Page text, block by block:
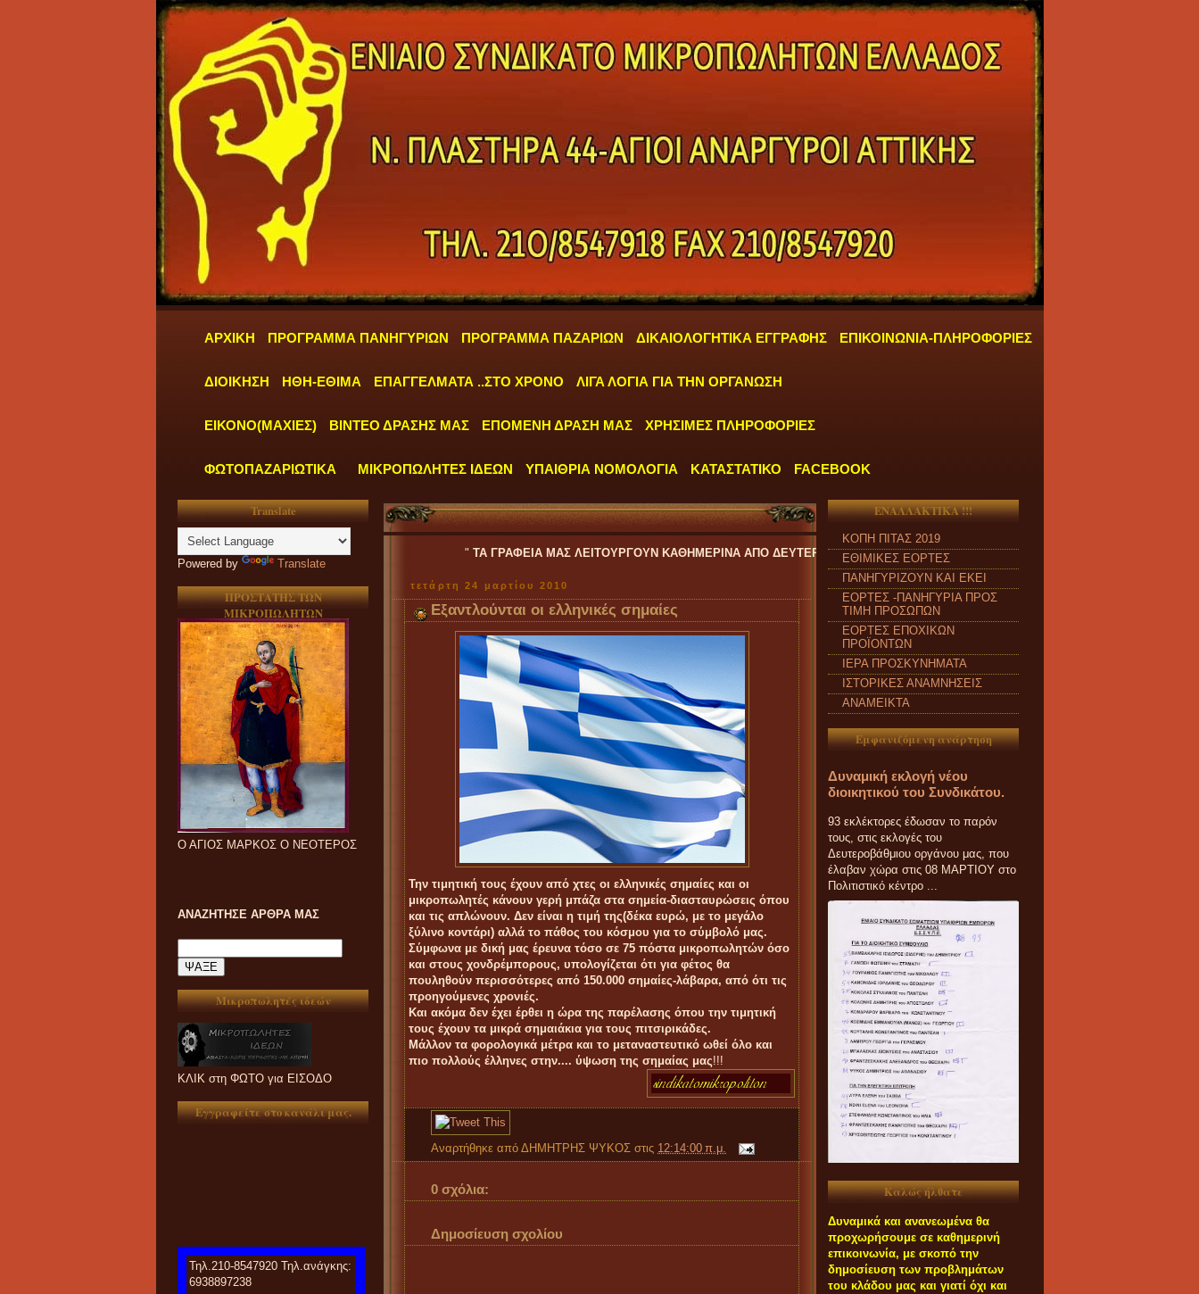
ΑΡΧΙΚΗ ΠΡΟΓΡΑΜΜΑ ΠΑΝΗΓΥΡΙΩΝ ΠΡΟΓΡΑΜΜΑ ΠΑΖΑΡΙΩΝ ΔΙΚΑΙΟΛΟΓΗΤΙΚΑ ΕΓΓΡΑΦΗΣ ΕΠΙΚΟΙΝΩΝΙΑ-ΠΛΗΡΟΦΟΡΙΕΣ
ΔΙΟΙΚΗΣΗ ΗΘΗ-ΕΘΙΜΑ ΕΠΑΓΓΕΛΜΑΤΑ ..ΣΤΟ ΧΡΟΝΟ ΛΙΓΑ ΛΟΓΙΑ ΓΙΑ ΤΗΝ ΟΡΓΑΝΩΣΗ
ΕΙΚΟΝΟ(ΜΑΧΙΕΣ) ΒΙΝΤΕΟ ΔΡΑΣΗΣ ΜΑΣ ΕΠΟΜΕΝΗ ΔΡΑΣΗ ΜΑΣ ΧΡΗΣΙΜΕΣ ΠΛΗΡΟΦΟΡΙΕΣ
ΦΩΤΟΠΑΖΑΡΙΩΤΙΚΑ ΜΙΚΡΟΠΩΛΗΤΕΣ ΙΔΕΩΝ ΥΠΑΙΘΡΙΑ ΝΟΜΟΛΟΓΙΑ ΚΑΤΑΣΤΑΤΙΚΟ FACEBOOK
Translate
Powered by Translate
ΠΡΟΣΤΑΤΗΣ ΤΩΝ
ΜΙΚΡΟΠΩΛΗΤΩΝ
Ο ΑΓΙΟΣ ΜΑΡΚΟΣ Ο ΝΕΟΤΕΡΟΣ
ΑΝΑΖΗΤΗΣΕ ΑΡΘΡΑ ΜΑΣ
Μικροπωλητές ιδεών
ΚΛΙΚ στη ΦΩΤΟ για ΕΙΣΟΔΟ
Εγγραφείτε στο κανάλι μας.
Τηλ.210-8547920 Τηλ.ανάγκης:
6938897238
ΤΑ ΓΡΑΦΕΙΑ ΜΑΣ ΛΕΙΤΟΥΡΓΟΥΝ ΚΑΘΗΜΕΡΙΝΑ ΑΠΟ ΔΕΥΤΕΡΑ έως ΠΑΡΑΣΚΕΥΗ και από ώρα 09:00 π.μ. έως 04:00 μ.μ.
τετάρτη 24 μαρτίου 2010
Εξαντλούνται οι ελληνικές σημαίες
Την τιμητική τους έχουν από χτες οι ελληνικές σημαίες και οι
μικροπωλητές κάνουν γερή μπάζα στα σημεία-διασταυρώσεις όπου
και τις απλώνουν. Δεν είναι η τιμή της(δέκα ευρώ, με το μεγάλο
ξύλινο κοντάρι) αλλά το πάθος του κόσμου για το σύμβολό μας.
Σύμφωνα με δική μας έρευνα τόσο σε 75 πόστα μικροπωλητών όσο
και στους χονδρέμπορους, υπολογίζεται ότι για φέτος θα
πουληθούν περισσότερες από 150.000 σημαίες-λάβαρα, από ότι τις
προηγούμενες χρονιές.
Και ακόμα δεν έχει έρθει η ώρα της παρέλασης όπου την τιμητική
τους έχουν τα μικρά σημαιάκια για τους πιτσιρικάδες.
Μάλλον τα φορολογικά μέτρα και το μεταναστευτικό ωθεί όλο και
πιο πολλούς έλληνες στην.... ύψωση της σημαίας μας!!!
Αναρτήθηκε από ΔΗΜΗΤΡΗΣ ΨΥΚΟΣ στις 12:14:00 π.μ.
0 σχόλια:
Δημοσίευση σχολίου
ΕΝΑΛΛΑΚΤΙΚΑ !!!
ΚΟΠΗ ΠΙΤΑΣ 2019
ΕΘΙΜΙΚΕΣ ΕΟΡΤΕΣ
ΠΑΝΗΓΥΡΙΖΟΥΝ ΚΑΙ ΕΚΕΙ
ΕΟΡΤΕΣ -ΠΑΝΗΓΥΡΙΑ ΠΡΟΣ
ΤΙΜΗ ΠΡΟΣΩΠΩΝ
ΕΟΡΤΕΣ ΕΠΟΧΙΚΩΝ
ΠΡΟΪΟΝΤΩΝ
ΙΕΡΑ ΠΡΟΣΚΥΝΗΜΑΤΑ
ΙΣΤΟΡΙΚΕΣ ΑΝΑΜΝΗΣΕΙΣ
ΑΝΑΜΕΙΚΤΑ
Εμφανιζόμενη ανάρτηση
Δυναμική εκλογή νέου
διοικητικού του Συνδικάτου.
93 εκλέκτορες έδωσαν το παρόν
τους, στις εκλογές του
Δευτεροβάθμιου οργάνου μας, που
έλαβαν χώρα στις 08 ΜΑΡΤΙΟΥ στο
Πολιτιστικό κέντρο ...
Καλώς ήλθατε
Δυναμικά και ανανεωμένα θα
προχωρήσουμε σε καθημερινή
επικοινωνία, με σκοπό την
δημοσίευση των προβλημάτων
του κλάδου μας και γιατί όχι και